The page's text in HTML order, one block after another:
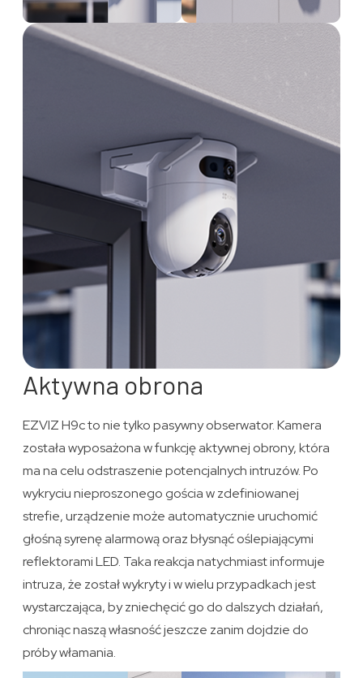
Aktywna obrona
EZVIZ H9c to nie tylko pasywny obserwator. Kamera
została wyposażona w funkcję aktywnej obrony, która
ma na celu odstraszenie potencjalnych intruzów. Po
wykryciu nieproszonego gościa w zdefiniowanej
strefie, urządzenie może automatycznie uruchomić
głośną syrenę alarmową oraz błysnąć oślepiającymi
reflektorami LED. Taka reakcja natychmiast informuje
intruza, że został wykryty i w wielu przypadkach jest
wystarczająca, by zniechęcić go do dalszych działań,
chroniąc naszą własność jeszcze zanim dojdzie do
próby włamania.